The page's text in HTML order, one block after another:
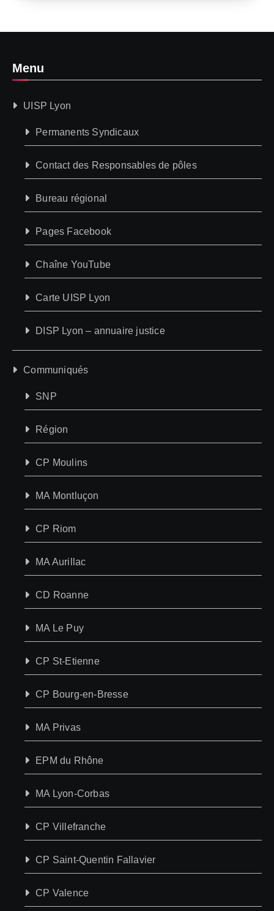
Menu
UISP Lyon
Permanents Syndicaux
Contact des Responsables de pôles
Bureau régional
Pages Facebook
Chaîne YouTube
Carte UISP Lyon
DISP Lyon – annuaire justice
Communiqués
SNP
Région
CP Moulins
MA Montluçon
CP Riom
MA Aurillac
CD Roanne
MA Le Puy
CP St-Etienne
CP Bourg-en-Bresse
MA Privas
EPM du Rhône
MA Lyon-Corbas
CP Villefranche
CP Saint-Quentin Fallavier
CP Valence